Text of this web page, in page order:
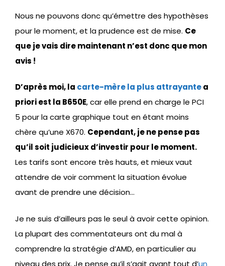
Nous ne pouvons donc qu’émettre des hypothèses
pour le moment, et la prudence est de mise. Ce
que je vais dire maintenant n’est donc que mon
avis !
D’après moi, la carte-mère la plus attrayantea
priori est la B650E, car elle prend en charge le PCI
5 pour la carte graphique tout en étant moins
chère qu’une X670. Cependant, je ne pense pas
qu’il soit judicieux d’investir pour le moment.
Les tarifs sont encore très hauts, et mieux vaut
attendre de voir comment la situation évolue
avant de prendre une décision…
Je ne suis d’ailleurs pas le seul à avoir cette opinion.
La plupart des commentateurs ont du mal à
comprendre la stratégie d’AMD, en particulier au
niveau des prix. Je pense qu’il s’agit avant tout d’un